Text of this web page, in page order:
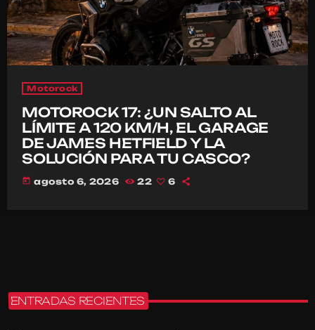
Motorock
MOTOROCK 17: ¿UN SALTO AL
LÍMITE A 120 KM/H, EL GARAGE
DE JAMES HETFIELD Y LA
SOLUCIÓN PARA TU CASCO?
today agosto 6, 2026 22 6
ENTRADAS RECIENTES